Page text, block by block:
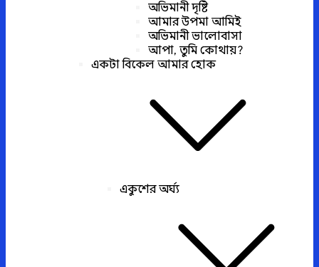
অভিমানী দৃষ্টি
আমার উপমা আমিই
অভিমানী ভালোবাসা
আপা, তুমি কোথায়?
একটা বিকেল আমার হোক
একুশের অর্ঘ্য